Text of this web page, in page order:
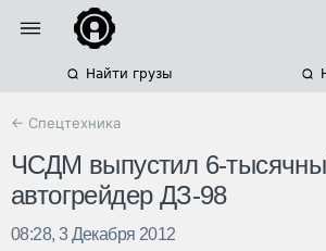
Найти грузы
← Спецтехника
ЧСДМ выпустил 6-
автогрейдер ДЗ-98
08:28, 3 Декабря 2012